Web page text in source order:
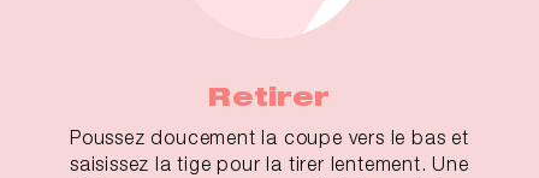
Retirer
Poussez doucement la coupe vers le bas et
saisissez la tige pour la tirer lentement. Une